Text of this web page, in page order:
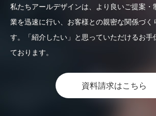
私たちアールデザインは、より良いご提案・
業を迅速に行い、お客様との親密な関係づく
す。「紹介したい」と思っていただけるお手
ております。
資料請求はこちら